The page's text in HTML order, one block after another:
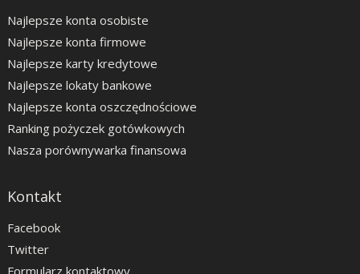
Najlepsze konta osobiste
Najlepsze konta firmowe
Najlepsze karty kredytowe
Najlepsze lokaty bankowe
Najlepsze konta oszczędnościowe
Ranking pożyczek gotówkowych
Nasza porównywarka finansowa
Kontakt
Facebook
Twitter